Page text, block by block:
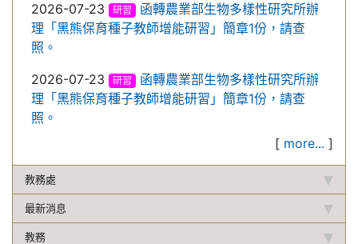
2026-07-23
研習
函轉農業部生物多樣性研究所辦
理「黑熊保育種子教師增能研習」簡章1份，請查
照。
2026-07-23
研習
函轉農業部生物多樣性研究所辦
理「黑熊保育種子教師增能研習」簡章1份，請查
照。
[ more... ]
教務處
最新消息
教務